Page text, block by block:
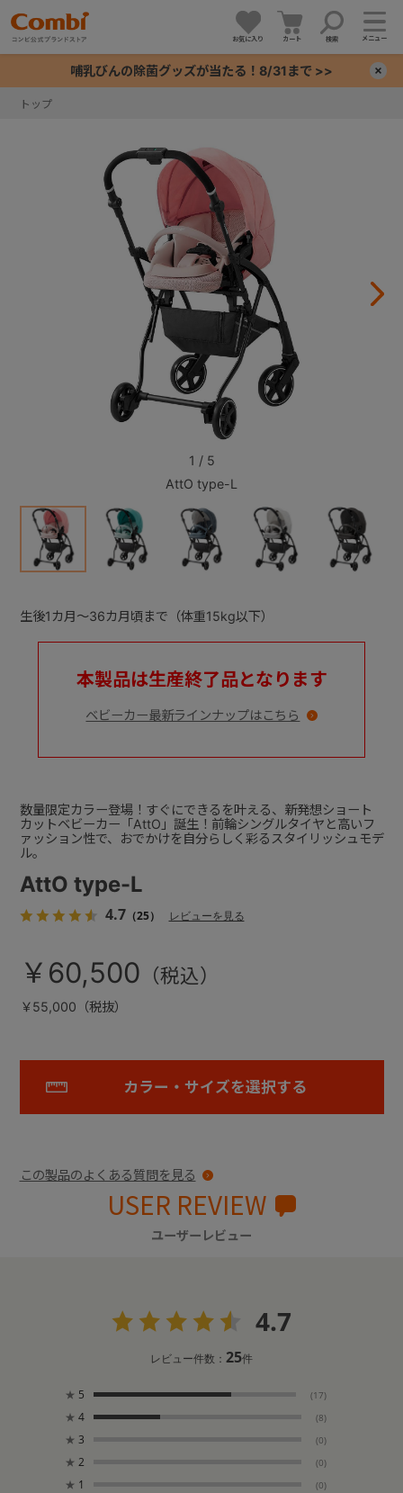
お気に入り カート 検索 メニュー
哺乳びんの除菌グッズが当たる！8/31まで >>
トップ
AttO type-L
1 / 5
AttO type-L
4.7（25） レビューを見る
数量限定カラー登場！すぐにできるを叶える、新発想ショート
カットベビーカー「AttO」誕生！前輪シングルタイヤと高いフ
ァッション性で、おでかけを自分らしく彩るスタイリッシュモデ
ル。
￥60,500
￥55,000（税抜）
カラー・サイズを選択する
この製品のよくある質問を見る
生後1カ月～36カ月頃まで（体重15kg以下）
本製品は生産終了品となります
ベビーカー最新ラインナップはこちら
USER REVIEW
ユーザーレビュー
4.7
レビュー件数： 25件
★ 5 (17)
★ 4 (8)
★ 3 (0)
★ 2 (0)
★ 1 (0)